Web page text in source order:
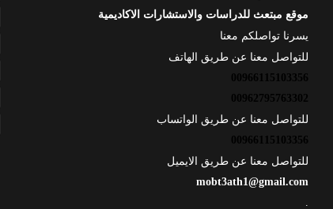
موقع مبتعث للدراسات والاستشارات الاكاديمية
يسرنا تواصلكم معنا
للتواصل معنا عن طريق الهاتف
00966115103356
00962795763302
للتواصل معنا عن طريق الواتساب
00966115103356
للتواصل معنا عن طريق الايميل
mobt3ath1@gmail.com